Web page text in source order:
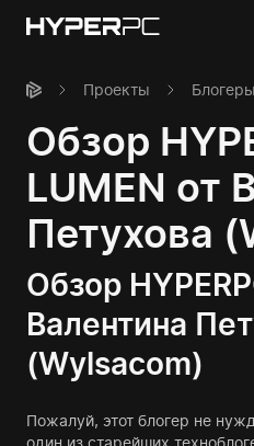
Проекты
Обзор
LUMEN от
Петухова
Обзор
Валентина
(Wylsacom)
Пожалуй, этот блогер не
один из старейших